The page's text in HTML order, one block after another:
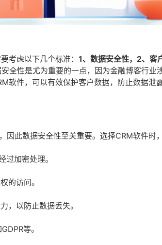
考虑以下几个标准： 1、数据安全性，2、客
全性是尤为重要的一点，因为金融博客行业
软件，可以有效保护客户数据，防止数据泄
此数据安全性至关重要。选择CRM软件时
过加密处理。
的访问。
，以防止数据丢失。
等。